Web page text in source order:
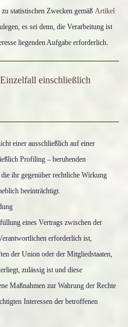
statistischen Zwecken gemäß Artikel
es sei denn, die Verarbeitung ist
liegenden Aufgabe erforderlich.
einschließlich
einer ausschließlich auf einer
Profiling – beruhenden
ihr gegenüber rechtliche Wirkung
beeinträchtigt.
eines Vertrags zwischen der
erforderlich ist,
der Union oder der Mitgliedstaaten,
zulässig ist und diese
Maßnahmen zur Wahrung der Rechte
Interessen der betroffenen